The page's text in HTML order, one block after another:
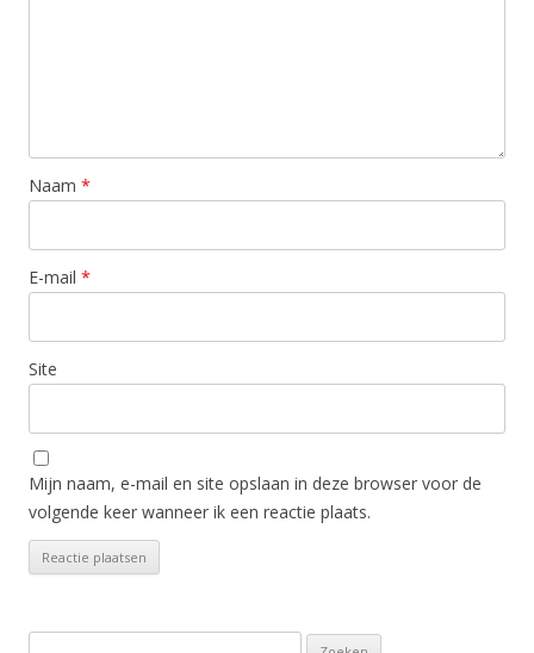
Naam *
E-mail *
Site
Mijn naam, e-mail en site opslaan in deze browser voor de
volgende keer wanneer ik een reactie plaats.